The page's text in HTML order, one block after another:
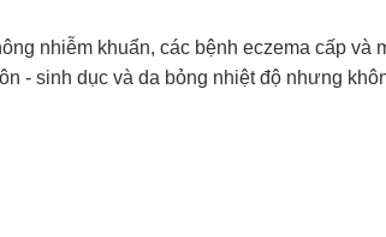
nhiễm khuẩn, các bệnh eczema cấp và
- sinh dục và da bỏng nhiệt độ nhưng